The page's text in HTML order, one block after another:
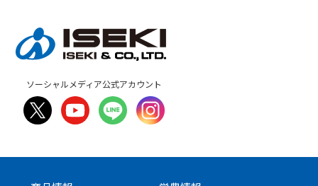
ソーシャルメディア公式アカウント